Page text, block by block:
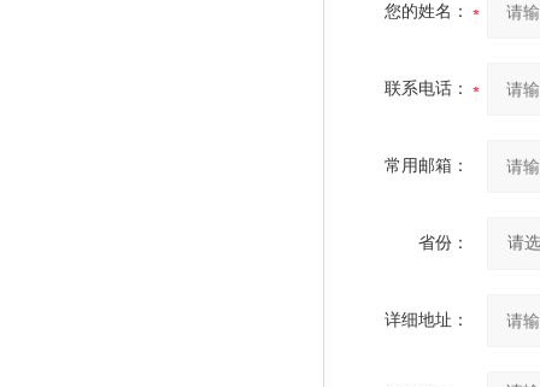
您的姓名：
联系电话：
常用邮箱：
省份：
详细地址：